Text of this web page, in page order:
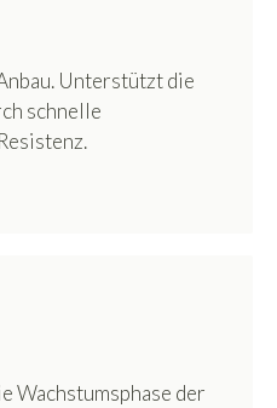
Unterstützt die
schnelle
Wachstumsphase der